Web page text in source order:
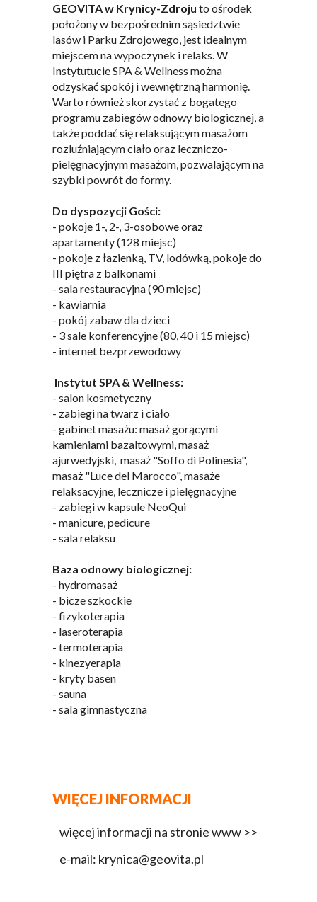
GEOVITA w Krynicy-Zdroju to ośrodek
położony w bezpośrednim sąsiedztwie
lasów i Parku Zdrojowego, jest idealnym
miejscem na wypoczynek i relaks. W
Instytutucie SPA & Wellness można
odzyskać spokój i wewnętrzną harmonię.
Warto również skorzystać z bogatego
programu zabiegów odnowy biologicznej, a
także poddać się relaksującym masażom
rozluźniającym ciało oraz leczniczo-
pielęgnacyjnym masażom, pozwalającym na
szybki powrót do formy.
Do dyspozycji Gości:
- pokoje 1-, 2-, 3-osobowe oraz
apartamenty (128 miejsc)
- pokoje z łazienką, TV, lodówką, pokoje do
III piętra z balkonami
- sala restauracyjna (90 miejsc)
- kawiarnia
- pokój zabaw dla dzieci
- 3 sale konferencyjne (80, 40 i 15 miejsc)
- internet bezprzewodowy
Instytut SPA & Wellness:
- salon kosmetyczny
- zabiegi na twarz i ciało
- gabinet masażu: masaż gorącymi
kamieniami bazaltowymi, masaż
ajurwedyjski, masaż "Soffo di Polinesia",
masaż "Luce del Marocco", masaże
relaksacyjne, lecznicze i pielęgnacyjne
- zabiegi w kapsule NeoQui
- manicure, pedicure
- sala relaksu
Baza odnowy biologicznej:
- hydromasaż
- bicze szkockie
- fizykoterapia
- laseroterapia
- termoterapia
- kinezyerapia
- kryty basen
- sauna
- sala gimnastyczna
WIĘCEJ INFORMACJI
więcej informacji na stronie www >>
e-mail: krynica@geovita.pl